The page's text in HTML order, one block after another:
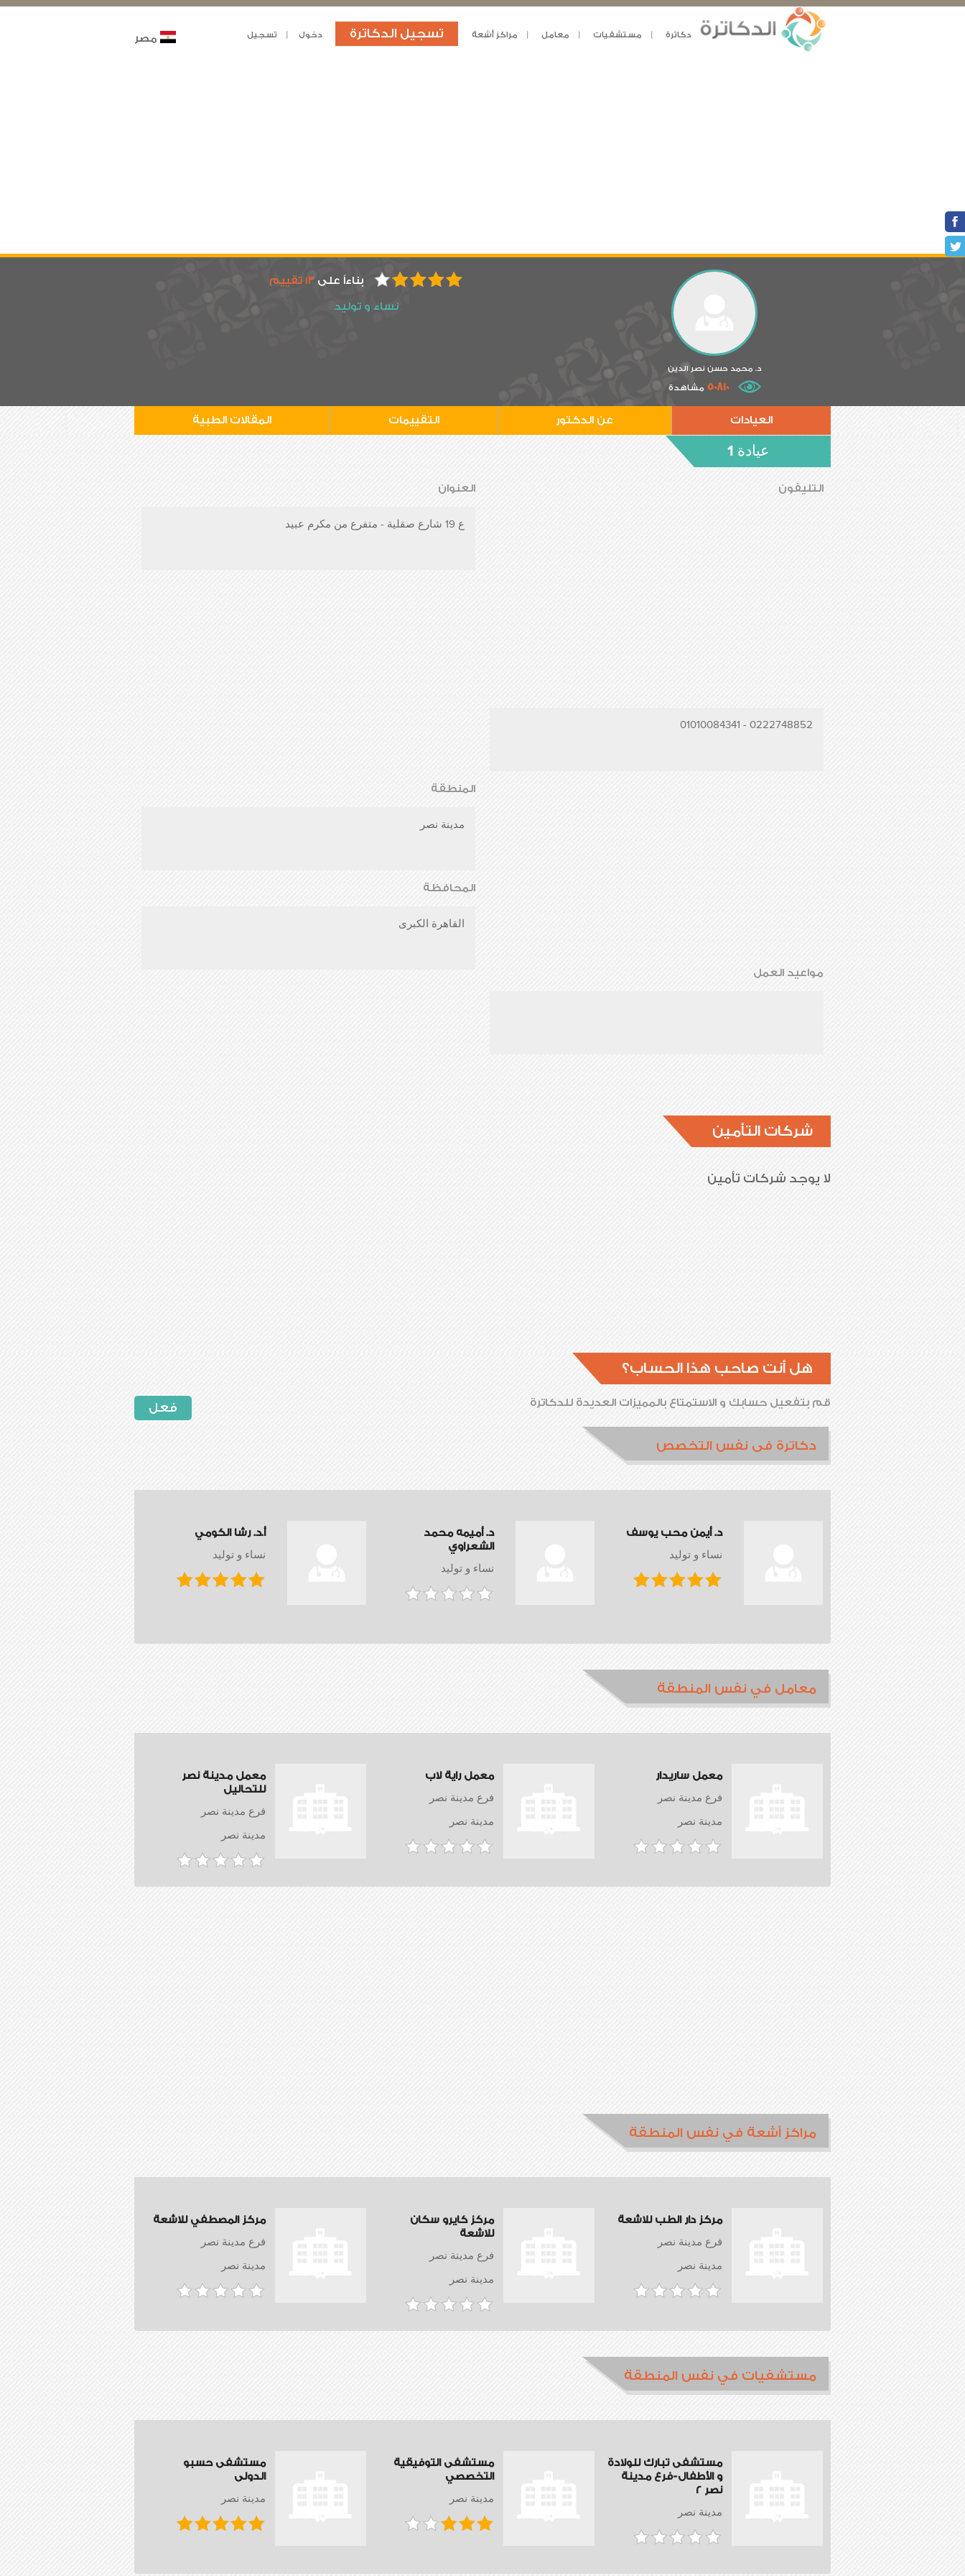
دكاترة مستشفيات معامل مراكز أشعة تسجيل الدكاترة دخول تسجيل مصر
د. محمد حسن نصر الدين
50810 مشاهدة
بناءاً على 13 تقييم
نساء و توليد
العيادات عن الدكتور التقييمات المقالات الطبية
عيادة 1
التليفون
0222748852
-
01010084341
مواعيد العمل
العنوان
ع 19 شارع صقلية - متفرع من مكرم عبيد
المنطقة
مدينة نصر
المحافظة
القاهرة الكبرى
شركات التأمين
لا يوجد شركات تأمين
هل أنت صاحب هذا الحساب؟
فعل قم بتفعيل حسابك و الاستمتاع بالمميزات العديدة للدكاترة
دكاترة فى نفس التخصص
أ.د. رشا الكومي
نساء و توليد
د. أميمه محمد
الشعراوي
نساء و توليد
د. أيمن محب يوسف
نساء و توليد
معامل في نفس المنطقة
معمل مدينة نصر
للتحاليل
فرع مدينة نصر
مدينة نصر
معمل راية لاب
فرع مدينة نصر
مدينة نصر
معمل ساريدار
فرع مدينة نصر
مدينة نصر
مراكز أشعة في نفس المنطقة
مركز المصطفي للاشعة
فرع مدينة نصر
مدينة نصر
مركز كايرو سكان
للاشعة
فرع مدينة نصر
مدينة نصر
مركز دار الطب للاشعة
فرع مدينة نصر
مدينة نصر
مستشفيات في نفس المنطقة
مستشفى حسبو
الدولى
مدينة نصر
مستشفى التوفيقية
التخصصي
مدينة نصر
مستشفى تبارك للولادة
و الأطفال-فرع مدينة
نصر 2
مدينة نصر